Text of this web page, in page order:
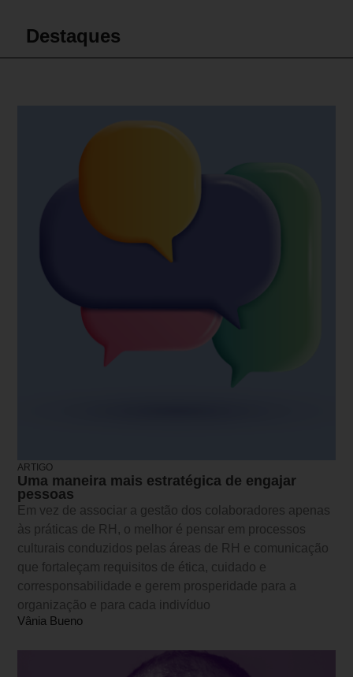
Destaques
ARTIGO
Uma maneira mais estratégica de engajar
pessoas
Em vez de associar a gestão dos colaboradores apenas
às práticas de RH, o melhor é pensar em processos
culturais conduzidos pelas áreas de RH e comunicação
que fortaleçam requisitos de ética, cuidado e
corresponsabilidade e gerem prosperidade para a
organização e para cada indivíduo
Vânia Bueno